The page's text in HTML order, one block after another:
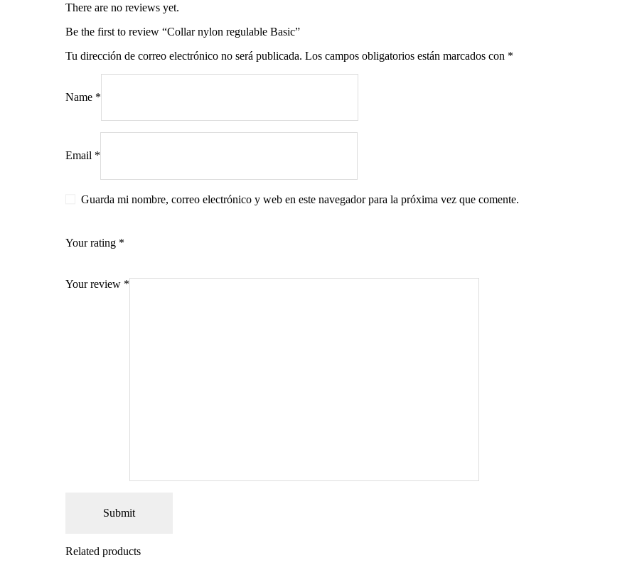
There are no reviews yet.
Be the first to review “Collar nylon regulable Basic”
Tu dirección de correo electrónico no será publicada. Los campos obligatorios están marcados con *
Name *
Email *
Guarda mi nombre, correo electrónico y web en este navegador para la próxima vez que comente.
Your rating *
Your review *
Related products